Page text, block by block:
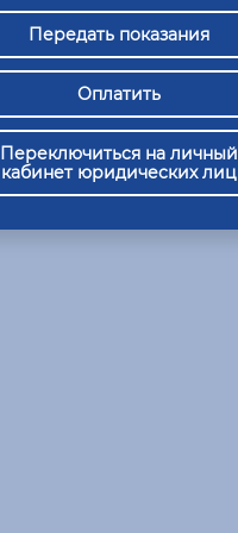
Согласие на обработку
персональных данных РКС
Передать показания
Оплатить
Переключиться на личный
кабинет юридических лиц